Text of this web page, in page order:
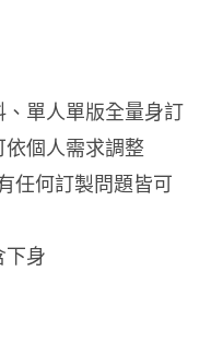
單人單版全量身訂
個人需求調整
任何訂製問題皆可
下身